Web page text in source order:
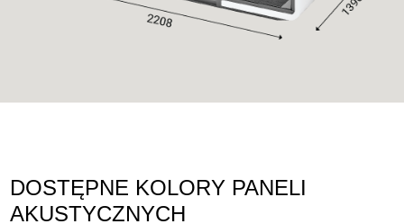
DOSTĘPNE KOLORY PANELI
AKUSTYCZNYCH